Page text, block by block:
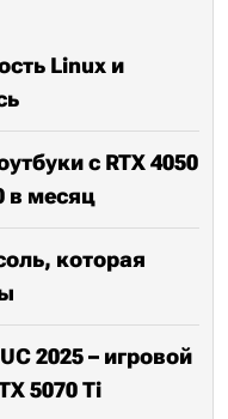
Linux и
с RTX 4050
в месяц
которая
2025 – игровой
5070 Ti